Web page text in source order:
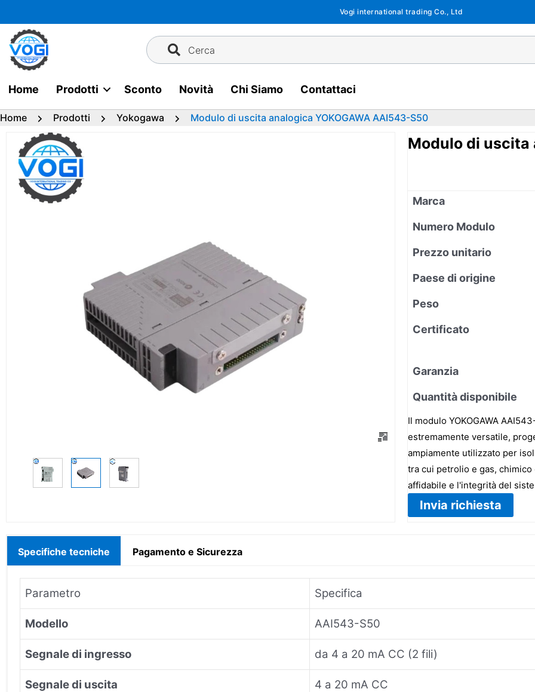
al
contenuto
Vogi international trading Co., Ltd
Cerca
Home Prodotti Sconto Novità Chi Siamo Contattaci
Home Prodotti Yokogawa Modulo di uscita analogica YOKOGAWA AAI543-S50
Modulo di uscita
Marca
Numero Modulo
Prezzo unitario
Paese di origine
Peso
Certificato
Garanzia
Quantità disponibile
Il modulo YOKOGAWA
estremamente versatile,
ampiamente utilizzato per
tra cui petrolio e gas,
affidabile e l'integrità del
Invia richiesta
Specifiche tecniche Pagamento e Sicurezza
Parametro Specifica
Modello AAI543-S50
Segnale di ingresso da 4 a 20 mA CC (2 fili)
Segnale di uscita 4 a 20 mA CC